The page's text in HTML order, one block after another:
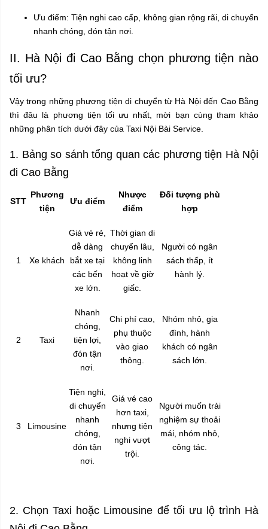
Ưu điểm: Tiện nghi cao cấp, không gian rộng rãi, di chuyển
nhanh chóng, đón tận nơi.
II. Hà Nội đi Cao Bằng chọn phương tiện nào
tối ưu?
Vậy trong những phương tiện di chuyển từ Hà Nội đến Cao Bằng
thì đâu là phương tiện tối ưu nhất, mời bạn cùng tham khảo
những phân tích dưới đây của Taxi Nội Bài Service.
1. Bảng so sánh tổng quan các phương tiện Hà Nội
đi Cao Bằng
STT
Phương
tiện
Ưu điểm
Nhược
điểm
Đối tượng phù
hợp
1 Xe khách
Giá vé rẻ,
dễ dàng
bắt xe tại
các bến
xe lớn.
Thời gian di
chuyển lâu,
không linh
hoạt về giờ
giấc.
Người có ngân
sách thấp, ít
hành lý.
2 Taxi
Nhanh
chóng,
tiện lợi,
đón tận
nơi.
Chi phí cao,
phụ thuộc
vào giao
thông.
Nhóm nhỏ, gia
đình, hành
khách có ngân
sách lớn.
3 Limousine
Tiện nghi,
di chuyển
nhanh
chóng,
đón tận
nơi.
Giá vé cao
hơn taxi,
nhưng tiện
nghi vượt
trội.
Người muốn trải
nghiệm sự thoải
mái, nhóm nhỏ,
công tác.
2. Chọn Taxi hoặc Limousine để tối ưu lộ trình Hà